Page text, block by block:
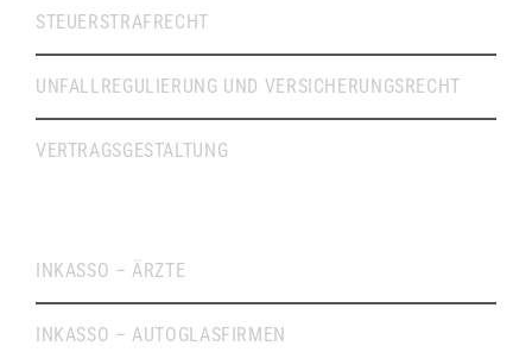
STEUERSTRAFRECHT
UNFALLREGULIERUNG UND VERSICHERUNGSRECHT
VERTRAGSGESTALTUNG
INKASSO – ÄRZTE
INKASSO – AUTOGLASFIRMEN